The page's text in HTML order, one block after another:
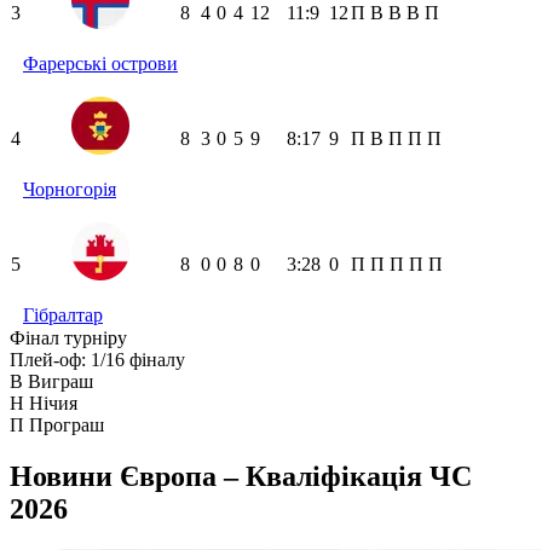
3
Фарерські острови
8 4 0 4 12 11:9 12П В В В П
4
Чорногорія
8 3 0 5 9 8:17 9 П В П П П
5
Гібралтар
8 0 0 8 0 3:28 0 П П П П П
Фінал турніру
Плей-оф: 1/16 фіналу
В Виграш
Н Нічия
П Програш
Новини Європа – Кваліфікація ЧС
2026